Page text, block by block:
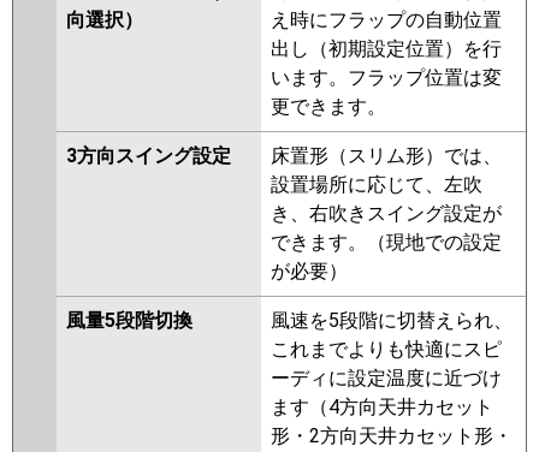
向選択）
え時にフラップの自動位置
出し（初期設定位置）を行
います。フラップ位置は変
更できます。
3方向スイング設定
床置形（スリム形）では、
設置場所に応じて、左吹
き、右吹きスイング設定が
できます。（現地での設定
が必要）
風量5段階切換
風速を5段階に切替えられ、
これまでよりも快適にスピ
ーディに設定温度に近づけ
ます（4方向天井カセット
形・2方向天井カセット形・